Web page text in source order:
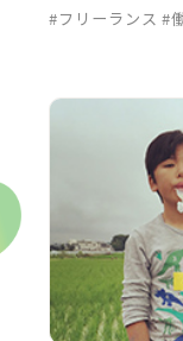
#フリーランス #